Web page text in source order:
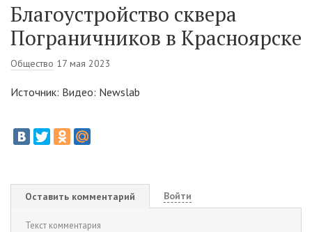
Благоустройство сквера
Пограничников в Красноярске
Общество 17 мая 2023
Источник: Видео: Newslab
Оставить комментарий Войти
Текст комментария